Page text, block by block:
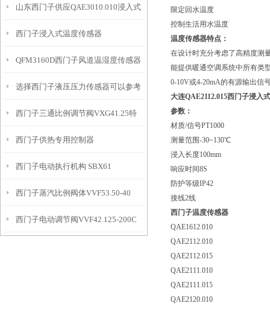
山东西门子供应QAE3010.010浸入式
温度传感器
西门子浸入式温度传感器
QAE2164.010特性
QFM3160D西门子风道温湿度传感器
选择西门子液压压力传感器可以参考
的因素有什么？
西门子三通比例调节阀VXG41.25特
点
西门子供热专用控制器
POL638.00/DH1
西门子电动执行机构 SBX61
西门子蒸汽比例阀体VVF53.50-40
西门子电动调节阀VVF42.125-200C
限定回水温度
控制生活用水温度
温度传感器特点：
在设计时充分考虑了高精度测
能提供暖通空调系统中所有类
0-10V或4-20mA的有源输出信
大连QAE2112.015西门子浸入
参数：
材质/信号PT1000
测量范围-30~130℃
浸入长度100mm
响应时间8S
防护等级IP42
接线2线
西门子温度传感器
QAE1612.010
QAE2112.010
QAE2112.015
QAE2111.010
QAE2111.015
QAE2120.010